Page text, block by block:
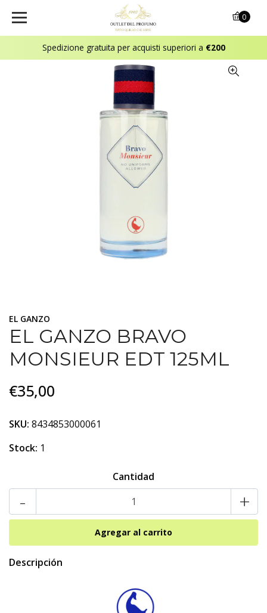
Spedizione gratuita per acquisti superiori a €200
0
EL GANZO
EL GANZO BRAVO
MONSIEUR EDT 125ML
€35,00
SKU: 8434853000061
Stock: 1
Cantidad
- +
Descripción